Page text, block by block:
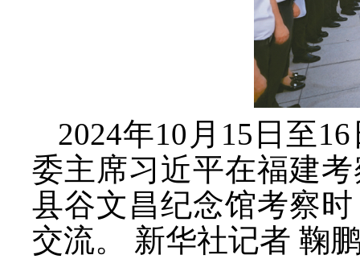
2024年10月15日至
委主席习近平在福建
县谷文昌纪念馆考察
交流。 新华社记者 鞠